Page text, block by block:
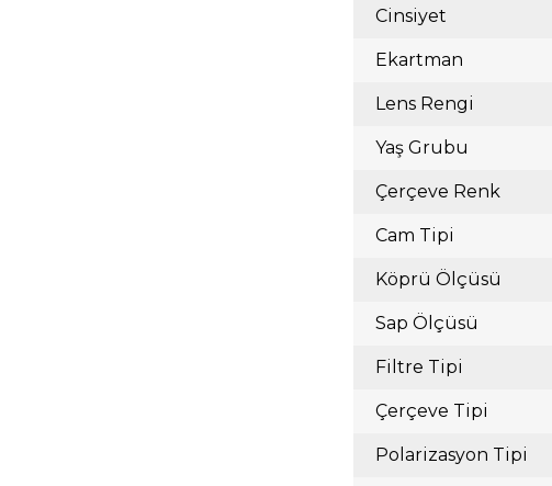
Cinsiyet
Ekartman
Lens Rengi
Yaş Grubu
Çerçeve Renk
Cam Tipi
Köprü Ölçüsü
Sap Ölçüsü
Filtre Tipi
Çerçeve Tipi
Polarizasyon Tipi